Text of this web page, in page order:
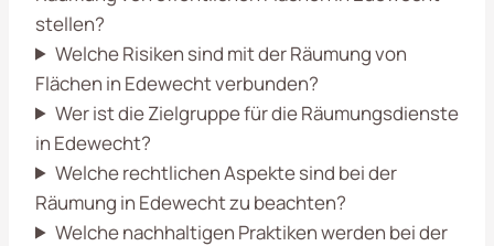
stellen?
Welche Risiken sind mit der Räumung von
Flächen in Edewecht verbunden?
Wer ist die Zielgruppe für die Räumungsdienste
in Edewecht?
Welche rechtlichen Aspekte sind bei der
Räumung in Edewecht zu beachten?
Welche nachhaltigen Praktiken werden bei der